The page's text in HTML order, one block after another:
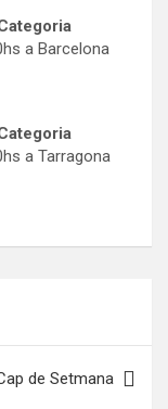
a Barcelona
a Tarragona
de Setmana